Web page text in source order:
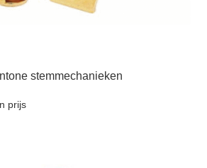
stemmechanieken
prijs